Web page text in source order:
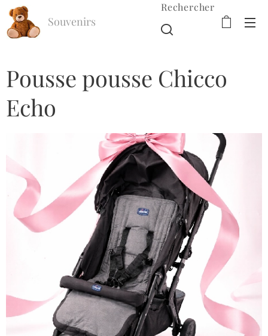
Souvenirs
Rechercher
Pousse pousse Chicco
Echo